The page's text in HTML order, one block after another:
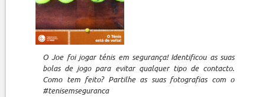
O Joe foi jogar ténis em segurança! Identificou as suas
bolas de jogo para evitar qualquer tipo de contacto.
Como tem feito? Partilhe as suas fotografias com o
#tenisemseguranca